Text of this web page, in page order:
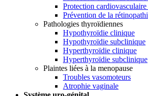
Protection
Prévention de la
Pathologies thyroïdiennes
Hypothyroïdie clinique
Hypothyroïdie subclinique
Hyperthyroïdie clinique
Hyperthyroïdie subclinique
Plaintes liées à la menopause
Troubles vasomoteurs
Atrophie vaginale